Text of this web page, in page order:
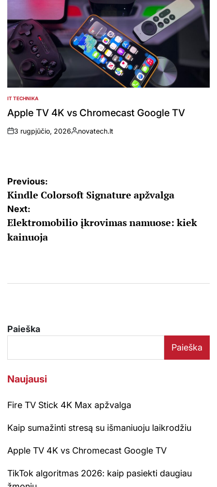
POSTED
IN
IT TECHNIKA
Apple TV 4K vs Chromecast Google TV
on
3 rugpjūčio, 2026
Posted
novatech.lt
Navigacija
tarp
įrašų
Previous:
Kindle Colorsoft Signature apžvalga
Next:
Elektromobilio įkrovimas namuose: kiek
kainuoja
Paieška
Paieška
Naujausi
Fire TV Stick 4K Max apžvalga
Kaip sumažinti stresą su išmaniuoju laikrodžiu
Apple TV 4K vs Chromecast Google TV
TikTok algoritmas 2026: kaip pasiekti daugiau